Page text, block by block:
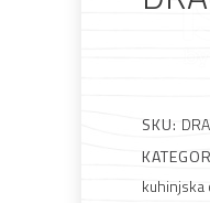
Boje i
Metalna
galanterija
SKU:
kuhinjska